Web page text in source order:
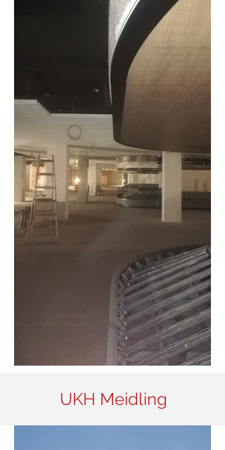
UKH Meidling